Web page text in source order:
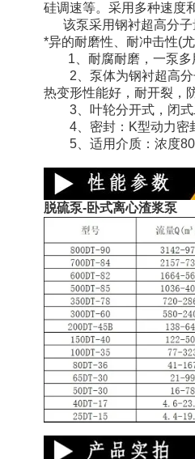
硅调速等。采用多种速度
该泵采用钢衬超高分子
*异的耐磨性、耐冲击性(
1、耐腐耐磨，一泵多
2、泵体为钢衬超高分
热变形性能好，耐开裂，
3、叶轮分开式，闭式
4、密封：K型动力密封
5、适用介质：浓度
脱硫泵-卧式离心渣浆泵